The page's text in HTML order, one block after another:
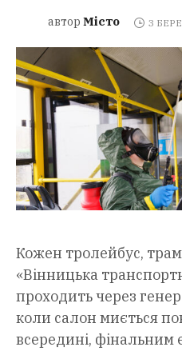
автор Місто 3
Кожен тролейбус,
«Вінницька
проходить через
коли салон миється
всередині, фінальним